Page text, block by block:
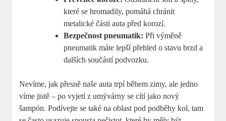
které se hromadily, pomáhá chránit
metalické části auta před korozí.
Bezpečnost pneumatik: Při výměně
pneumatik máte lepší přehled o stavu brzd a
dalších součástí podvozku.
Nevíme, jak přesně naše auta trpí během zimy, ale jedno
víme jistě – po vyjetí z umývárny se cítí jako nový
šampón. Podívejte se také na oblast pod podběhy kol, tam